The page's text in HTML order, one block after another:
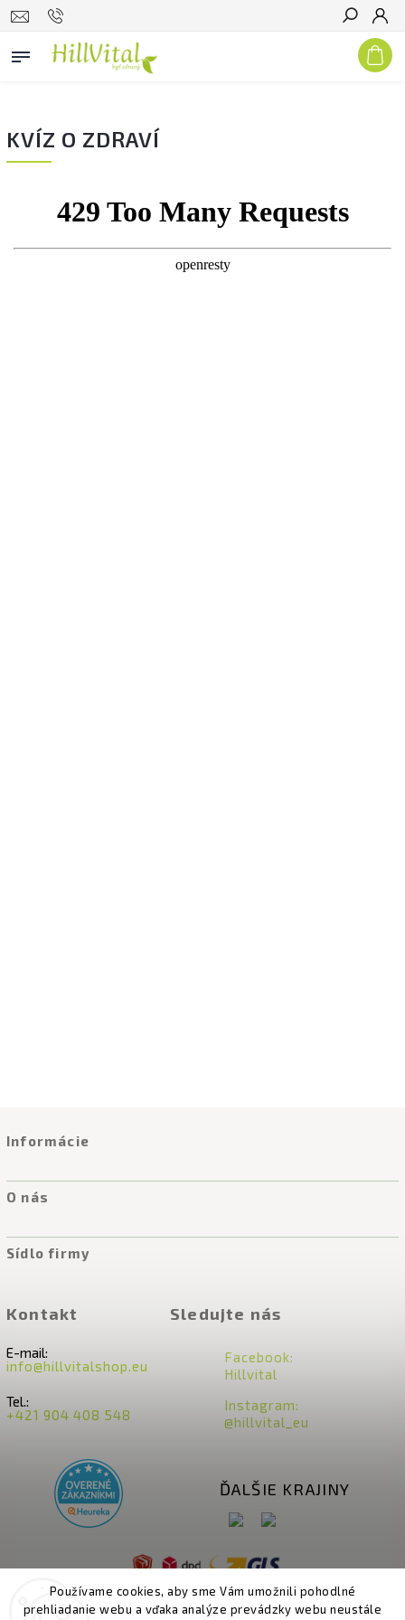
Používame cookies, aby sme Vám umožnili pohodlné
prehliadanie webu a vďaka analýze prevádzky webu neustále
Hľadať
KVÍZ O ZDRAVÍ
Informácie
O nás
Sídlo firmy
Kontakt
E-mail:
info@hillvitalshop.eu
Tel.:
+421 904 408 548
Sledujte nás
Facebook:
Hillvital
Instagram:
@hillvital_eu
ĎALŠIE KRAJINY